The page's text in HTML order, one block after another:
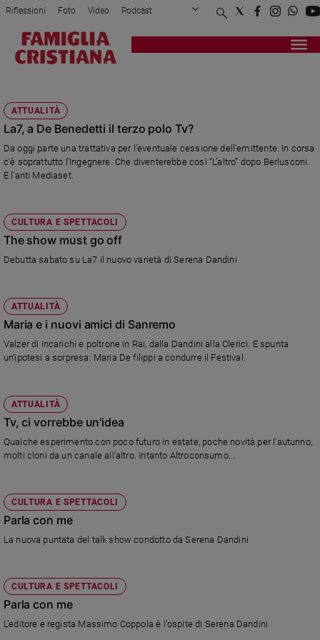
Attualità
Politica
Mondo
Economia
Legalità
Sport
Interviste
Papa
Chiesa
Chiesa
spiritualità
Santi
Devozione
e
del
giorno
Santo
Società
valori
Riflessioni Foto Video Podcast
Privacy Policy Chi siamo
Registrati Redazione
ATTUALITÀ
La7, a De Benedetti il terzo polo Tv?
Da oggi parte una trattativa per l’eventuale cessione dell'emittente. In corsa
c'è soprattutto l'Ingegnere. Che diventerebbe così “L’altro” dopo Berlusconi.
E l'anti Mediaset.
CULTURA E SPETTACOLI
The show must go off
Debutta sabato su La7 il nuovo varietà di Serena Dandini
ATTUALITÀ
Maria e i nuovi amici di Sanremo
Valzer di incarichi e poltrone in Rai, dalla Dandini alla Clerici. E spunta
un'ipotesi a sorpresa: Maria De filippi a condurre il Festival.
ATTUALITÀ
Tv, ci vorrebbe un'idea
Qualche esperimento con poco futuro in estate, poche novità per l'autunno,
molti cloni da un canale all'altro. Intanto Altroconsumo...
CULTURA E SPETTACOLI
Parla con me
La nuova puntata del talk show condotto da Serena Dandini
CULTURA E SPETTACOLI
Parla con me
L'editore e regista Massimo Coppola è l'ospite di Serena Dandini